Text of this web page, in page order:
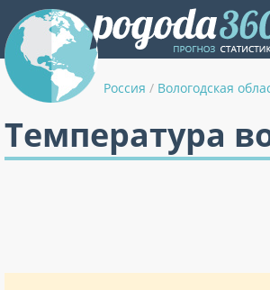
Россия / Вологодская
Температура